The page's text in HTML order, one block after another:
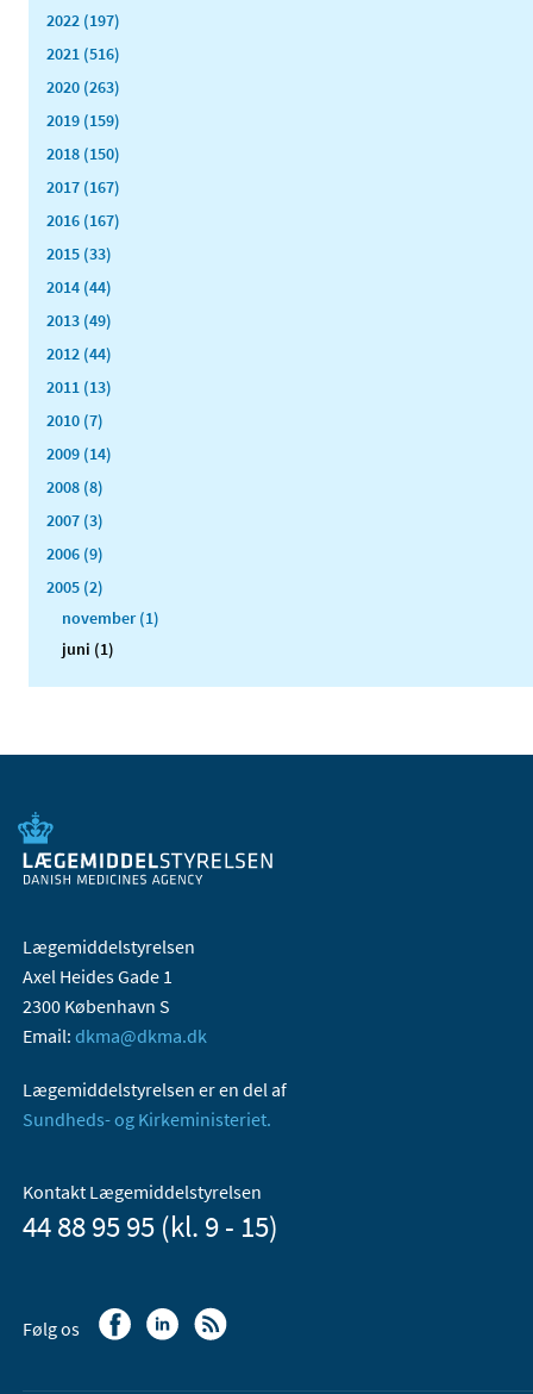
2022 (197)
2021 (516)
2020 (263)
2019 (159)
2018 (150)
2017 (167)
2016 (167)
2015 (33)
2014 (44)
2013 (49)
2012 (44)
2011 (13)
2010 (7)
2009 (14)
2008 (8)
2007 (3)
2006 (9)
2005 (2)
november (1)
juni (1)
Lægemiddelstyrelsen
Axel Heides Gade 1
2300 København S
Email: dkma@dkma.dk
Lægemiddelstyrelsen er en del af
Sundheds- og Kirkeministeriet.
Kontakt Lægemiddelstyrelsen
44 88 95 95 (kl. 9 - 15)
Følg os